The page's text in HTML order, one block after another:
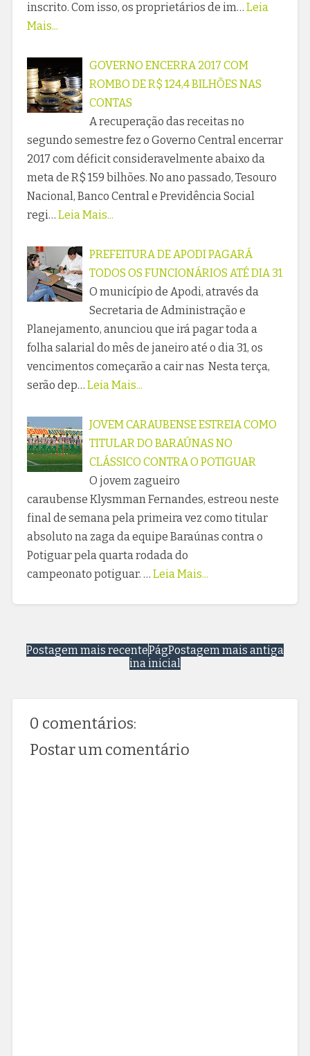
inscrito. Com isso, os proprietários de im… Leia
Mais...
GOVERNO ENCERRA 2017 COM
ROMBO DE R$ 124,4 BILHÕES NAS
CONTAS
A recuperação das receitas no
segundo semestre fez o Governo Central encerrar
2017 com déficit consideravelmente abaixo da
meta de R$ 159 bilhões. No ano passado, Tesouro
Nacional, Banco Central e Previdência Social
regi… Leia Mais...
PREFEITURA DE APODI PAGARÁ
TODOS OS FUNCIONÁRIOS ATÉ DIA 31
O município de Apodi, através da
Secretaria de Administração e
Planejamento, anunciou que irá pagar toda a
folha salarial do mês de janeiro até o dia 31, os
vencimentos começarão a cair nas Nesta terça,
serão dep… Leia Mais...
JOVEM CARAUBENSE ESTREIA COMO
TITULAR DO BARAÚNAS NO
CLÁSSICO CONTRA O POTIGUAR
O jovem zagueiro
caraubense Klysmman Fernandes, estreou neste
final de semana pela primeira vez como titular
absoluto na zaga da equipe Baraúnas contra o
Potiguar pela quarta rodada do
campeonato potiguar. … Leia Mais...
Postagem mais recente Postagem mais antiga
Pág
ina inicial
0 comentários:
Postar um comentário